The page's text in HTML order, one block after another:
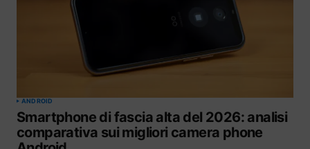
ANDROID
Smartphone di fascia alta del 2026: analisi
comparativa sui migliori camera phone